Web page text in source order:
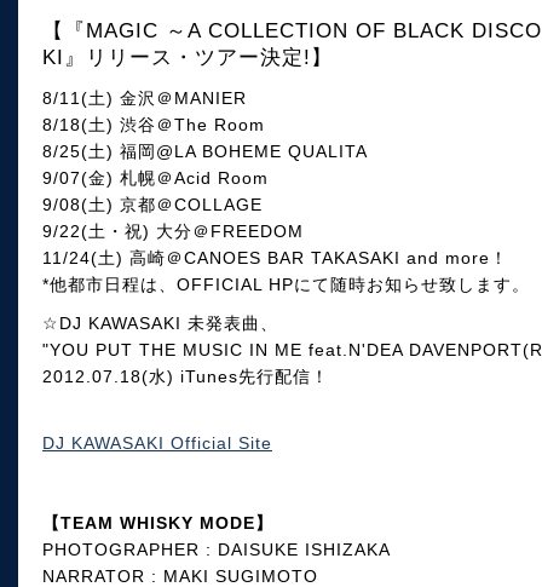
【『MAGIC ～A COLLECTION OF BLACK
KI』リリース・ツアー決定!】
8/11(土) 金沢＠MANIER
8/18(土) 渋谷＠The Room
8/25(土) 福岡@LA BOHEME QUALITA
9/07(金) 札幌＠Acid Room
9/08(土) 京都＠COLLAGE
9/22(土・祝) 大分＠FREEDOM
11/24(土) 高崎＠CANOES BAR TAKASAKI and more！
*他都市日程は、OFFICIAL HPにて随時お知らせ致します。
☆DJ KAWASAKI 未発表曲、
"YOU PUT THE MUSIC IN ME feat.N'DEA
2012.07.18(水) iTunes先行配信！
DJ KAWASAKI Official Site
【TEAM WHISKY MODE】
PHOTOGRAPHER : DAISUKE ISHIZAKA
NARRATOR : MAKI SUGIMOTO